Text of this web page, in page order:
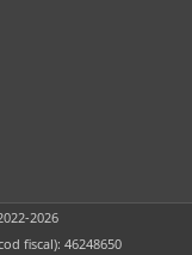
2026
fiscal): 46248650